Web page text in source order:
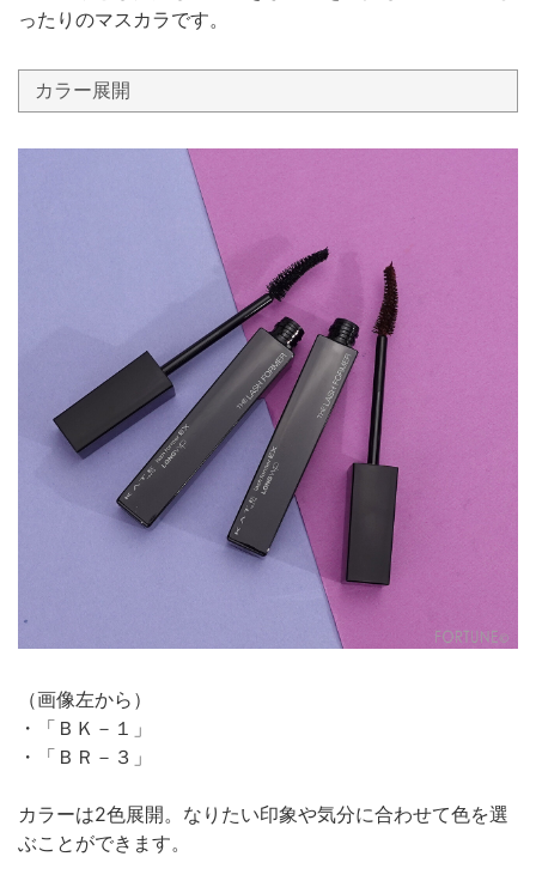
ったりのマスカラです。
カラー展開
（画像左から）
・「ＢＫ－１」
・「ＢＲ－３」
カラーは2色展開。なりたい印象や気分に合わせて色を選
ぶことができます。